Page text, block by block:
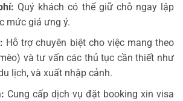
Quý khách có thể giữ chỗ ngay lập
mức giá ưng ý.
Hỗ trợ chuyên biệt cho việc mang theo
và tư vấn các thủ tục cần thiết như
lịch, và xuất nhập cảnh.
Cung cấp dịch vụ đặt booking xin visa